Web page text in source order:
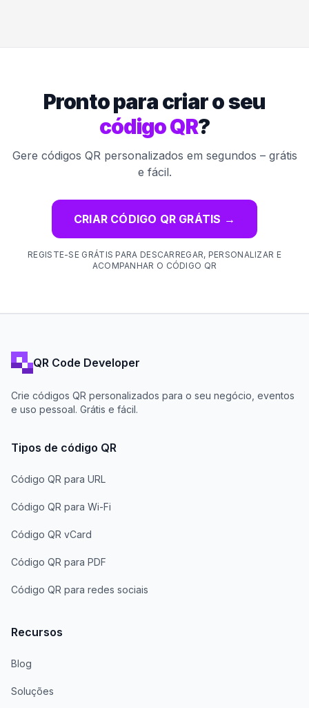
Pronto para criar o seu
código QR?
Gere códigos QR personalizados em segundos – grátis
e fácil.
CRIAR CÓDIGO QR GRÁTIS →
REGISTE-SE GRÁTIS PARA DESCARREGAR, PERSONALIZAR E
ACOMPANHAR O CÓDIGO QR
QR Code Developer
Crie códigos QR personalizados para o seu negócio, eventos
e uso pessoal. Grátis e fácil.
Tipos de código QR
Código QR para URL
Código QR para Wi-Fi
Código QR vCard
Código QR para PDF
Código QR para redes sociais
Recursos
Blog
Soluções